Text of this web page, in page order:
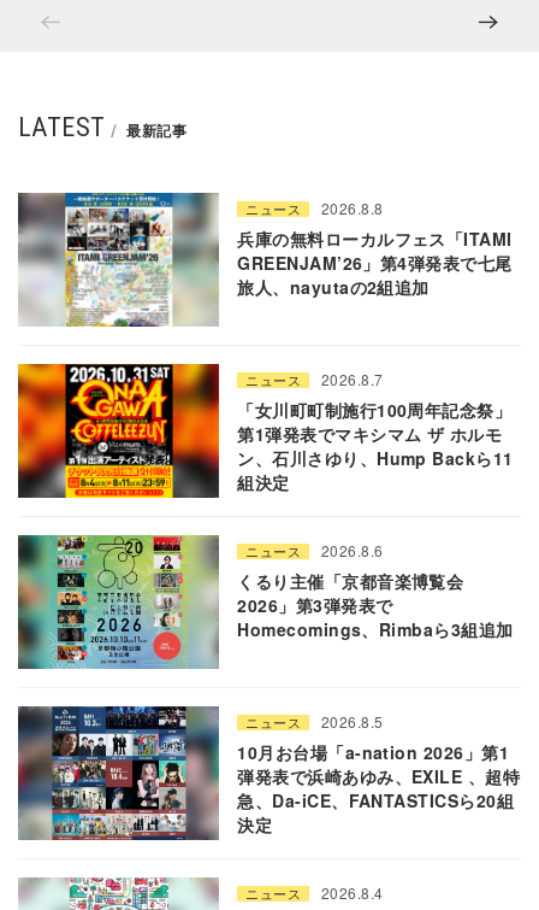
LATEST 最新記事
ニュース 2026.8.8
兵庫の無料ローカルフェス「ITAMI
GREENJAM’26」第4弾発表で七尾
旅人、nayutaの2組追加
ニュース 2026.8.7
「女川町町制施行100周年記念祭」
第1弾発表でマキシマム ザ ホルモ
ン、石川さゆり、Hump Backら11
組決定
ニュース 2026.8.6
くるり主催「京都音楽博覧会
2026」第3弾発表で
Homecomings、Rimbaら3組追加
ニュース 2026.8.5
10月お台場「a-nation 2026」第1
弾発表で浜崎あゆみ、EXILE 、超特
急、Da-iCE、FANTASTICSら20組
決定
ニュース 2026.8.4